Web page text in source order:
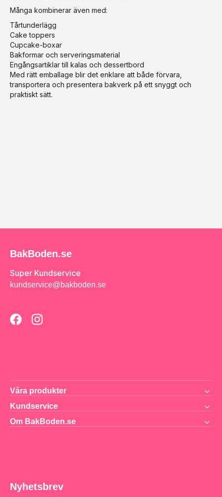
Många kombinerar även med:
Tårtunderlägg
Cake toppers
Cupcake-boxar
Bakformar och serveringsmaterial
Engångsartiklar till kalas och dessertbord
Med rätt emballage blir det enklare att både förvara,
transportera och presentera bakverk på ett snyggt och
praktiskt sätt.
BakBoden.se
Super Kundservice
kundservice@bakboden.se
Våra produkter
Kundservice
Om BakBoden.se
Nyhetsbrev